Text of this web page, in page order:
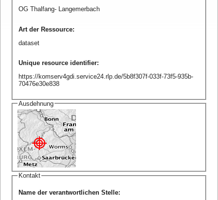
OG Thalfang- Langemerbach
Art der Ressource:
dataset
Unique resource identifier:
https://komserv4gdi.service24.rlp.de/5b8f307f-033f-73f5-935b-
70476e30e838
Ausdehnung
Kontakt
Name der verantwortlichen Stelle: